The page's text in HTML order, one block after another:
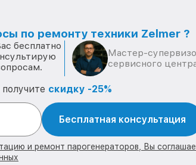
по ремонту техники Zelmer ?
бесплатно
Мастер-
сервисного
скидку -25%
Бесплатная консультация
и ремонт парогенераторов, Вы